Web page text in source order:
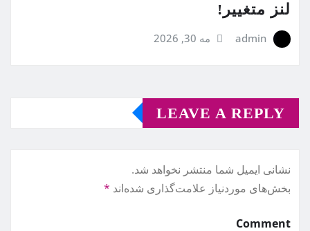
لنز متغییر!
admin مه 30, 2026
LEAVE A REPLY
نشانی ایمیل شما منتشر نخواهد شد.
بخش‌های موردنیاز علامت‌گذاری شده‌اند *
Comment